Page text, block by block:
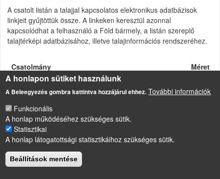
A csatolt listán a talajjal kapcsolatos elektronikus adatbázisok
linkjeit gyűjtöttük össze. A linkeken keresztül azonnal
kapcsolódhat a felhasználó a Föld bármely, a listán szereplő
talajtérképi adatbázisához, illetve talajinformációs rendszeréhez.
Csatolmány
Méret
Elektronikus talajtérképek és talajinformációs
rendszerek.doc
KB
LÁBLÉC
Impresszum
Sütikezelési szabályzat
A honlapon sütiket használunk
A Beleegyezés gombra kattintva hozzájárul ehhez. További információk
Funkcionális
A honlap működéséhez szükséges sütik.
Statisztikai
A honlap látogatottsági statisztikáihoz szükséges sütik.
Beállítások mentése